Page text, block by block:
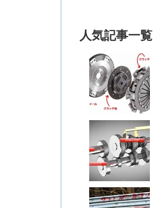
人気記事一覧